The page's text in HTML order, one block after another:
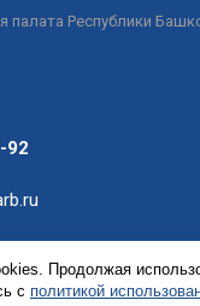
палата Республики
92
Продолжая
с политикой